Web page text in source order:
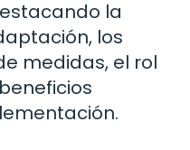
la
los
medidas, el rol